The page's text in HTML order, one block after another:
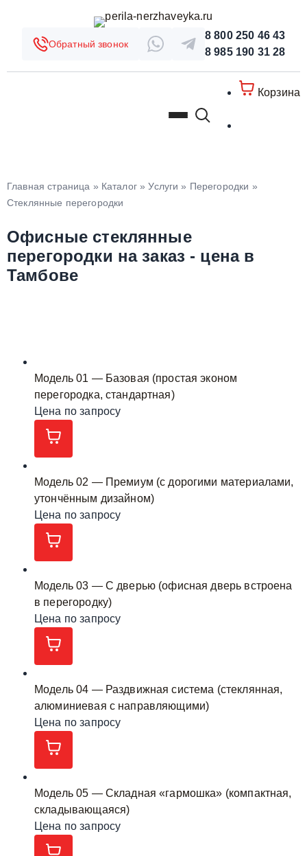
Обратный звонок
8 800 250 46 43
8 985 190 31 28
Корзина
Главная страница » Каталог»Услуги » Перегородки »
Стеклянные перегородки
Офисные стеклянные
перегородки на заказ - цена в
Тамбове
Модель 01 — Базовая (простая эконом
перегородка, стандартная)
Цена по запросу
Модель 02 — Премиум (с дорогими материалами,
утончённым дизайном)
Цена по запросу
Модель 03 — С дверью (офисная дверь встроена
в перегородку)
Цена по запросу
Модель 04 — Раздвижная система (стеклянная,
алюминиевая с направляющими)
Цена по запросу
Модель 05 — Складная «гармошка» (компактная,
складывающаяся)
Цена по запросу